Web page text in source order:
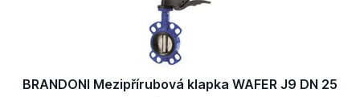
BRANDONI Mezipřírubová klapka WAFER J9 DN 25